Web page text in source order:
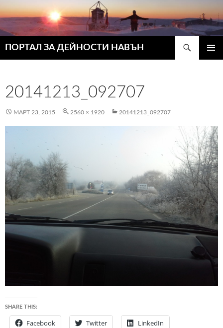
ПОРТАЛ ЗА ДЕЙНОСТИ НАВЪН
20141213_092707
МАРТ 23, 2015 2560 × 1920 20141213_092707
SHARE THIS:
Facebook Twitter LinkedIn